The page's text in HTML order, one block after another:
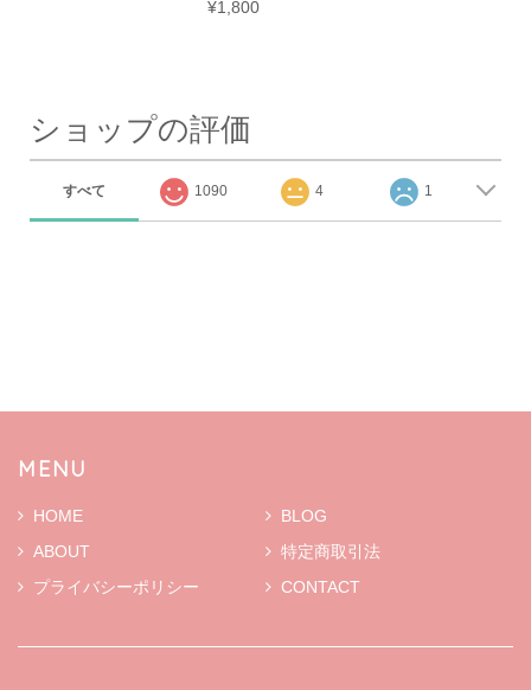
¥1,800
ショップの評価
すべて 1090 4 1
MENU
HOME
BLOG
ABOUT
特定商取引法
プライバシーポリシー
CONTACT